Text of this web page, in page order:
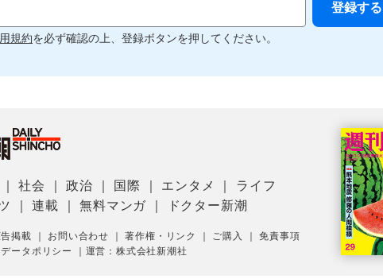
規約を必ず確認の上、登録ボタンを押してください。
｜社会 ｜政治 国際 エンタメ
ライフ
｜連載 ｜無料マンガ ドクター新潮
告掲載 お問い合わせ ｜著作権・リンク ご購入 ｜免責事項
データポリシー 運営：株式会社新潮社